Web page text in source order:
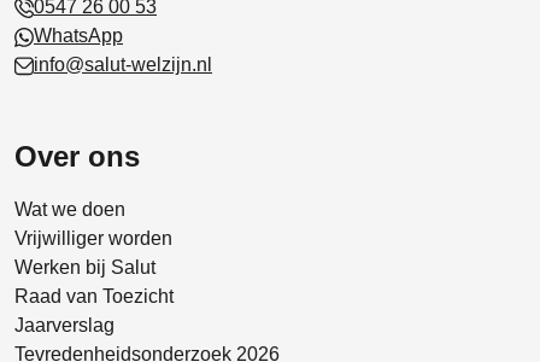
0547 26 00 53
WhatsApp
info@salut-welzijn.nl
Over ons
Wat we doen
Vrijwilliger worden
Werken bij Salut
Raad van Toezicht
Jaarverslag
Tevredenheidsonderzoek 2026